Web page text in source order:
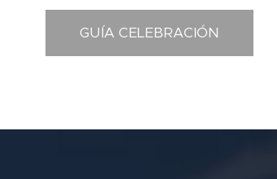
GUÍA CELEBRACIÓN